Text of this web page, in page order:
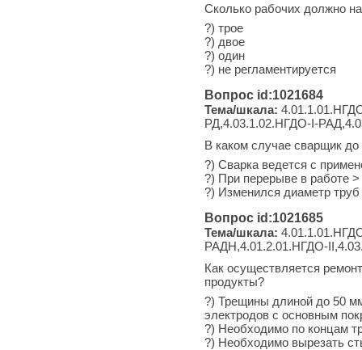
Сколько рабочих должно
?) трое
?) двое
?) один
?) не регламентируется
Вопрос id:1021684
Тема/шкала:
РД,4.03.1.02.НГДО-I-
В каком случае сварщик до
?) Сварка ведется с
?) При перерыве в работе
?) Изменился диаметр
Вопрос id:1021685
Тема/шкала:
РАДН,4.01.2.01.НГДО-
Как осуществляется
продукты?
?) Трещины длиной до 50
электродов с основным
?) Необходимо по концам
?) Необходимо вырезать